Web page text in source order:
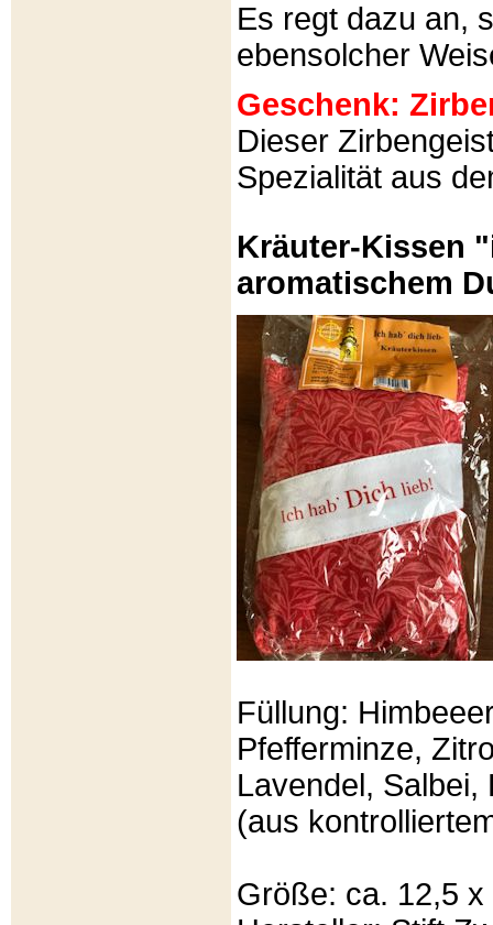
Es regt dazu an,
ebensolcher
Geschenk:
Dieser
Spezialität aus
Kräuter-Kissen
aromatischem
Füllung:
Pfefferminze,
Lavendel, Salbei,
(aus
Größe: ca. 12,5 x